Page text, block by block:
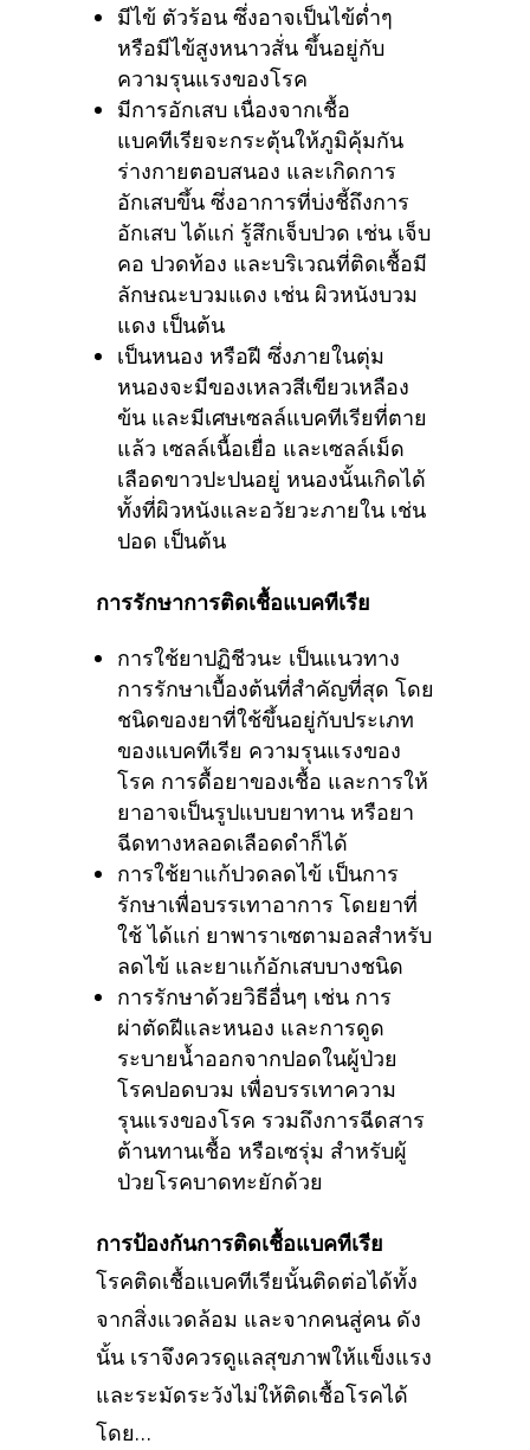
มีไข้ ตัวร้อน ซึ่งอาจเป็นไข้ต่ำๆ
หรือมีไข้สูงหนาวสั่น ขึ้นอยู่กับ
ความรุนแรงของโรค
มีการอักเสบ เนื่องจากเชื้อ
แบคทีเรียจะกระตุ้นให้ภูมิคุ้มกัน
ร่างกายตอบสนอง และเกิดการ
อักเสบขึ้น ซึ่งอาการที่บ่งชี้ถึงการ
อักเสบ ได้แก่ รู้สึกเจ็บปวด เช่น เจ็บ
คอ ปวดท้อง และบริเวณที่ติดเชื้อมี
ลักษณะบวมแดง เช่น ผิวหนังบวม
แดง เป็นต้น
เป็นหนอง หรือฝี ซึ่งภายในตุ่ม
หนองจะมีของเหลวสีเขียวเหลือง
ข้น และมีเศษเซลล์แบคทีเรียที่ตาย
แล้ว เซลล์เนื้อเยื่อ และเซลล์เม็ด
เลือดขาวปะปนอยู่ หนองนั้นเกิดได้
ทั้งที่ผิวหนังและอวัยวะภายใน เช่น
ปอด เป็นต้น
การรักษาการติดเชื้อแบคทีเรีย
การใช้ยาปฏิชีวนะ เป็นแนวทาง
การรักษาเบื้องต้นที่สำคัญที่สุด โดย
ชนิดของยาที่ใช้ขึ้นอยู่กับประเภท
ของแบคทีเรีย ความรุนแรงของ
โรค การดื้อยาของเชื้อ และการให้
ยาอาจเป็นรูปแบบยาทาน หรือยา
ฉีดทางหลอดเลือดดำก็ได้
การใช้ยาแก้ปวดลดไข้ เป็นการ
รักษาเพื่อบรรเทาอาการ โดยยาที่
ใช้ ได้แก่ ยาพาราเซตามอลสำหรับ
ลดไข้ และยาแก้อักเสบบางชนิด
การรักษาด้วยวิธีอื่นๆ เช่น การ
ผ่าตัดฝีและหนอง และการดูด
ระบายน้ำออกจากปอดในผู้ป่วย
โรคปอดบวม เพื่อบรรเทาความ
รุนแรงของโรค รวมถึงการฉีดสาร
ต้านทานเชื้อ หรือเซรุ่ม สำหรับผู้
ป่วยโรคบาดทะยักด้วย
การป้องกันการติดเชื้อแบคทีเรีย
โรคติดเชื้อแบคทีเรียนั้นติดต่อได้ทั้ง
จากสิ่งแวดล้อม และจากคนสู่คน ดัง
นั้น เราจึงควรดูแลสุขภาพให้แข็งแรง
และระมัดระวังไม่ให้ติดเชื้อโรคได้
โดย…